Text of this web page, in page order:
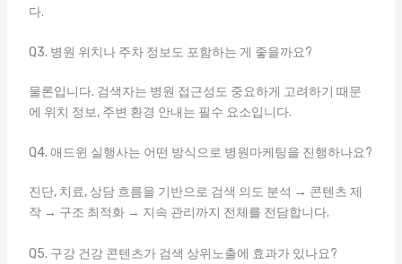
다.
Q3. 병원 위치나 주차 정보도 포함하는 게 좋을까요?
물론입니다. 검색자는 병원 접근성도 중요하게 고려하기 때문
에 위치 정보, 주변 환경 안내는 필수 요소입니다.
Q4. 애드윈 실행사는 어떤 방식으로 병원마케팅을 진행하나요?
진단, 치료, 상담 흐름을 기반으로 검색 의도 분석 → 콘텐츠 제
작 → 구조 최적화 → 지속 관리까지 전체를 전담합니다.
Q5. 구강 건강 콘텐츠가 검색 상위노출에 효과가 있나요?